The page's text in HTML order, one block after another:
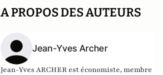
A PROPOS DES AUTEURS
Jean-Yves Archer
Jean-Yves ARCHER est économiste, membre